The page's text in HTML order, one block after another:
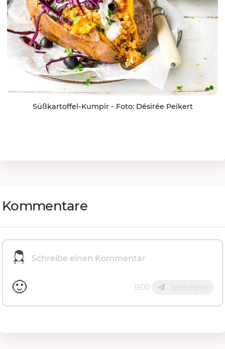
Süßkartoffel-Kumpir - Foto: Désirée Peikert
Kommentare
🙂 1500 Speichern